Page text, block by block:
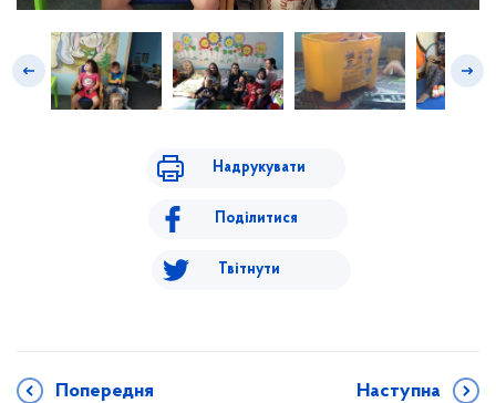
Надрукувати
Поділитися
Твітнути
Попередня Наступна